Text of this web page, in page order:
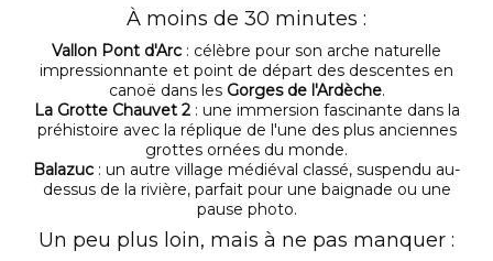
À moins de 30 minutes :
Vallon Pont d'Arc : célèbre pour son arche naturelle
impressionnante et point de départ des descentes en
canoë dans les Gorges de l'Ardèche.
La Grotte Chauvet 2: une immersion fascinante dans la
préhistoire avec la réplique de l'une des plus anciennes
grottes ornées du monde.
Balazuc : un autre village médiéval classé, suspendu au-
dessus de la rivière, parfait pour une baignade ou une
pause photo.
Un peu plus loin, mais à ne pas manquer :